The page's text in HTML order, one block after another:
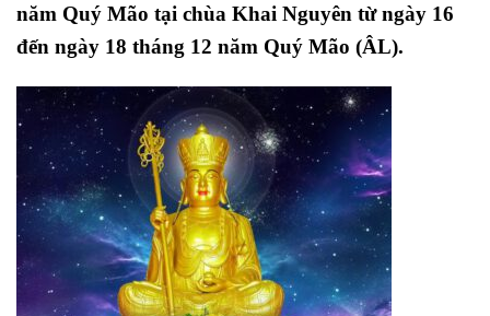
năm Quý Mão tại chùa Khai Nguyên từ ngày 16
đến ngày 18 tháng 12 năm Quý Mão (ÂL).